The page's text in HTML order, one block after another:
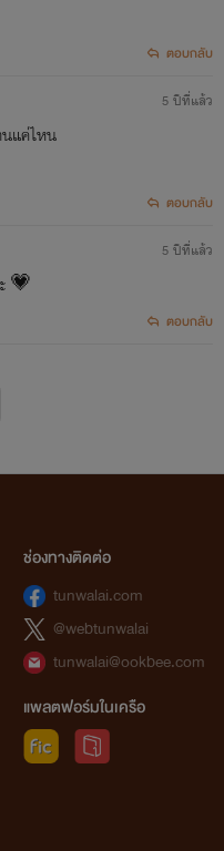
ตอบกลับ
แค่ไหน
5 ปีที่แล้ว
ตอบกลับ
💗
5 ปีที่แล้ว
ตอบกลับ
ช่องทางติดต่อ
tunwalai.com
@webtunwalai
tunwalai@ookbee.com
แพลตฟอร์มในเครือ